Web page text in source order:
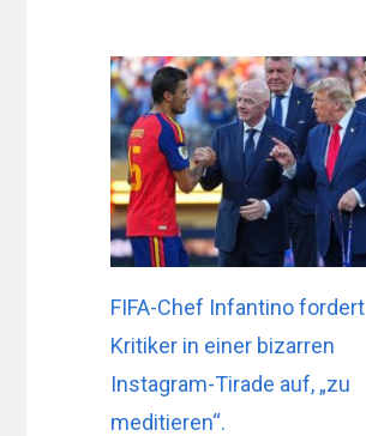
FIFA-Chef Infantino fordert
Kritiker in einer bizarren
Instagram-Tirade auf, „zu
meditieren“.